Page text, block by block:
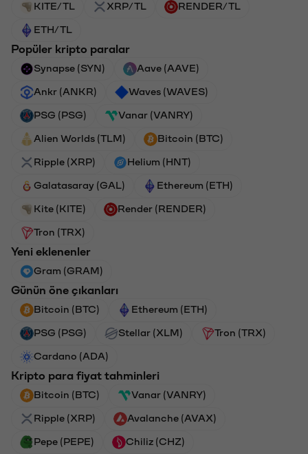
KITE/TL XRP/TL RENDER/TL
ETH/TL
Popüler kripto paralar
Synapse (SYN) Aave (AAVE)
Ankr (ANKR) Waves (WAVES)
PSG (PSG) Vanar (VANRY)
Alien Worlds (TLM) Bitcoin (BTC)
Ripple (XRP) Helium (HNT)
Galatasaray (GAL) Ethereum (ETH)
Kite (KITE) Render (RENDER)
Tron (TRX)
Yeni eklenenler
Gram (GRAM)
Günün öne çıkanları
Bitcoin (BTC) Ethereum (ETH)
PSG (PSG) Stellar (XLM) Tron (TRX)
Cardano (ADA)
Kripto para fiyat tahminleri
Bitcoin (BTC) Vanar (VANRY)
Ripple (XRP) Avalanche (AVAX)
Pepe (PEPE) Chiliz (CHZ)